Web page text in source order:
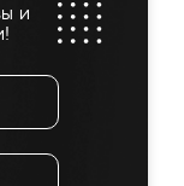
и